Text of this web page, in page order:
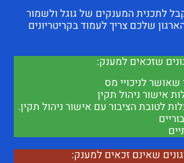
לתכנית המענקים של גוגל ולשמור
שלכם צריך לעמוד בקריטריונים
שזכאים למענק:
שאושר לניכויי מס
אישור ניהול תקין
לטובת הציבור עם אישור ניהול תקין.
שאינם זכאים למענק: